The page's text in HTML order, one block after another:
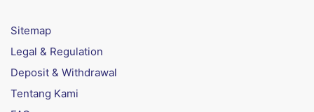
Sitemap
Legal & Regulation
Deposit & Withdrawal
Tentang Kami